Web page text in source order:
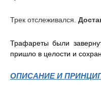
Трек отслеживался.
Трафареты были
пришло в целости и
ОПИСАНИЕ И